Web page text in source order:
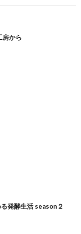
から
発酵生活 season２